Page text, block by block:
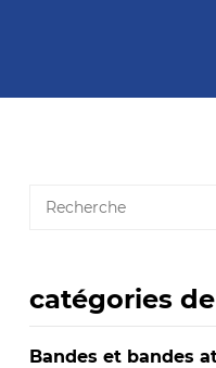
catégories
Bandes et bandes